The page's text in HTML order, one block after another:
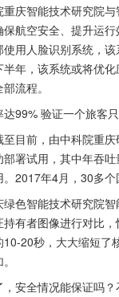
重庆智能技术研究院
保航空安全、提升运
用人脸识别系统，
半年，该系统或将优
流程。
达99% 验证一个旅客
至目前，由中科院重
部署试用，其中年吞
2017年4月，30多
绿色智能技术研究院
有者图像进行对比
10-20秒，大大缩短了
，安全情况能保证吗